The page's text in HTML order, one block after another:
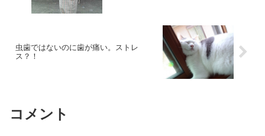
虫歯ではないのに歯が痛い。ストレ
ス？！
コメント